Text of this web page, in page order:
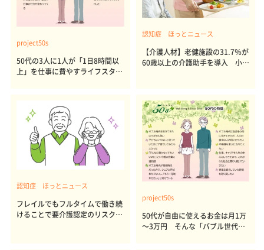
project50s
50代の3人に1人が「1日8時間以
上」を仕事に費やすライフスタイ
がく【インサイト調査・仕事編】
認知症 ほっとニュース
【介護人材】老健施設の31.7％が
60歳以上の介護助手を導入 小・
認知症 ほっとニュース
フレイルでもフルタイムで働き続
けることで要介護認定のリスクを
project50s
50代が自由に使えるお金は月1万
～3万円 そんな「バブル世代」